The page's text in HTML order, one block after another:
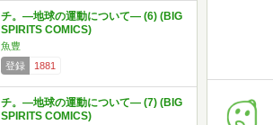
チ。―地球の運動について― (6) (BIG
SPIRITS COMICS)
魚豊
登録
1881
チ。―地球の運動について― (7) (BIG
SPIRITS COMICS)